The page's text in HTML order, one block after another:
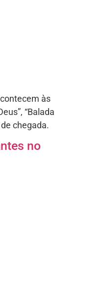
às
“Balada
chegada.
no